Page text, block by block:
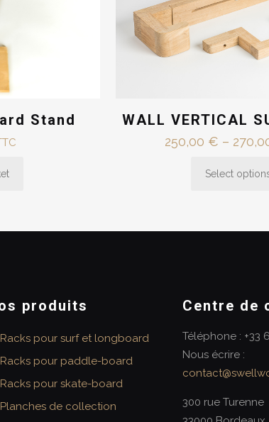
Stand WALL VERTICAL
250,00 € –
Select
may
be
chosen
product
produits
Racks pour surf et longboard
Racks pour paddle-board
Racks pour skate-board
Planches de collection
Centre de
Téléphone : +33 6
Nous écrire :
300 rue Turenne